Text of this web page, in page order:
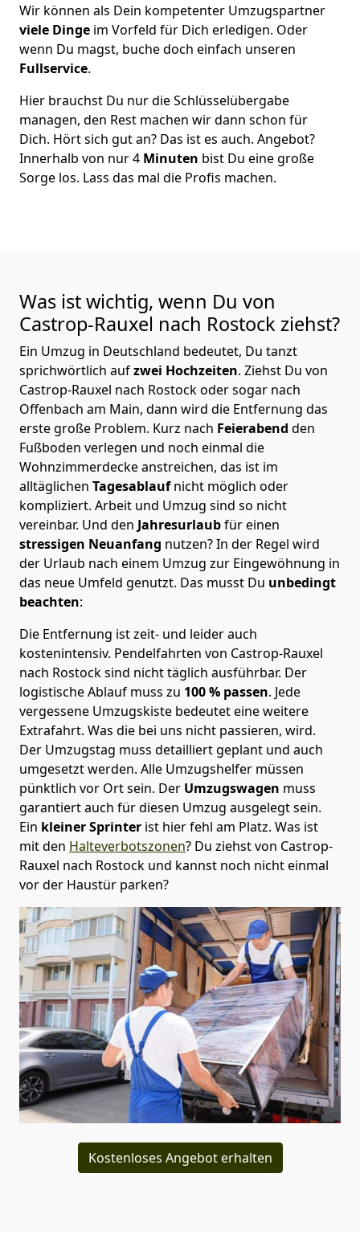
Wir können als Dein kompetenter Umzugspartner
viele Dinge im Vorfeld für Dich erledigen. Oder
wenn Du magst, buche doch einfach unseren
Fullservice.
Hier brauchst Du nur die Schlüsselübergabe
managen, den Rest machen wir dann schon für
Dich. Hört sich gut an? Das ist es auch. Angebot?
Innerhalb von nur 4 Minuten bist Du eine große
Sorge los. Lass das mal die Profis machen.
Was ist wichtig, wenn Du von
Castrop-Rauxel nach Rostock ziehst?
Ein Umzug in Deutschland bedeutet, Du tanzt
sprichwörtlich aufzwei Hochzeiten. Ziehst Du von
Castrop-Rauxel nach Rostock oder sogar nach
Offenbach am Main, dann wird die Entfernung das
erste große Problem. Kurz nach Feierabend den
Fußboden verlegen und noch einmal die
Wohnzimmerdecke anstreichen, das ist im
alltäglichen Tagesablaufnicht möglich oder
kompliziert. Arbeit und Umzug sind so nicht
vereinbar. Und den Jahresurlaubfür einen
stressigen Neuanfang nutzen? In der Regel wird
der Urlaub nach einem Umzug zur Eingewöhnung in
das neue Umfeld genutzt. Das musst Du unbedingt
beachten:
Die Entfernung ist zeit- und leider auch
kostenintensiv. Pendelfahrten von Castrop-Rauxel
nach Rostock sind nicht täglich ausführbar. Der
logistische Ablauf muss zu 100 % passen. Jede
vergessene Umzugskiste bedeutet eine weitere
Extrafahrt. Was die bei uns nicht passieren, wird.
Der Umzugstag muss detailliert geplant und auch
umgesetzt werden. Alle Umzugshelfer müssen
pünktlich vor Ort sein. Der Umzugswagen muss
garantiert auch für diesen Umzug ausgelegt sein.
Ein kleiner Sprinter ist hier fehl am Platz. Was ist
mit den Halteverbotszonen? Du ziehst von Castrop-
Rauxel nach Rostock und kannst noch nicht einmal
vor der Haustür parken?
Kostenloses Angebot erhalten